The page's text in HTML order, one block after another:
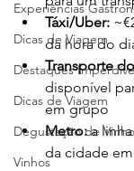
Experiências
Dicas de Viagem
Destaques
Dicas de Viagem
Degustação de
Vinhos
Táxi/Uber:
da hora do
Transporte
disponível
em grupo
Metro: a linha
da cidade